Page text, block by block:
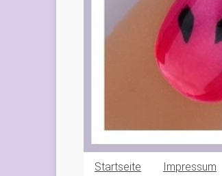
Startseite Impressum